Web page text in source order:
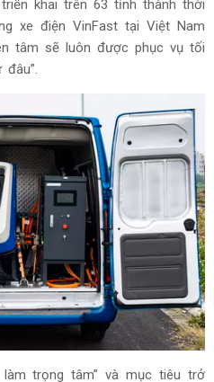
khai trên 63 tỉnh thành thời
xe điện VinFast tại Việt Nam
tâm sẽ luôn được phục vụ tối
trọng tâm” và mục tiêu trở